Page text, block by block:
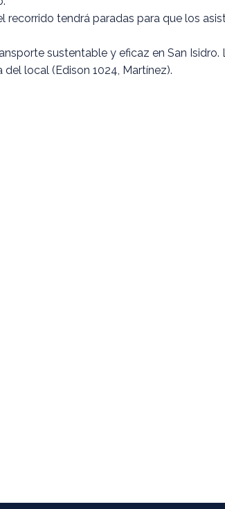
tendrá paradas para que los
sustentable y eficaz en San
local (Edison 1024, Martínez).